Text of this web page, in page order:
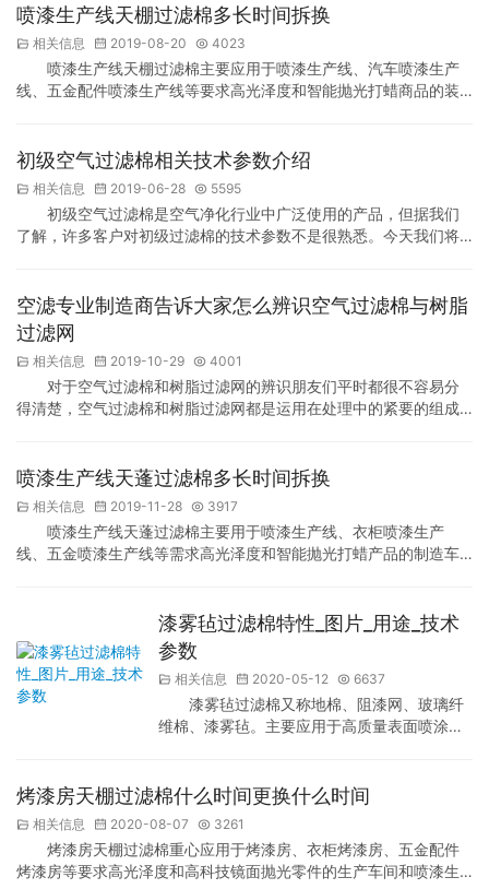
一遍，假设周期太久没有完成更换，净化的能力会越来越低，就可
期过短就更换的话，就可能导致成本损耗过多。我们大家该如何…
喷漆生产线天棚过滤棉多长时间拆换
相关信息 2019-08-20 4023
喷漆生产线天棚过滤棉主要应用于喷漆生产线、汽车喷漆生产
线、五金配件喷漆生产线等要求高光泽度和智能抛光打蜡商品的装
棉使用寿命是多长时间，必须多长时间拆换一遍，假如时间太长都
漆极易造成颗粒物，影响外观，可惜时间过短就替换的话，便会…
初级空气过滤棉相关技术参数介绍
相关信息 2019-06-28 5595
初级空气过滤棉是空气净化行业中广泛使用的产品，但据我们
了解，许多客户对初级过滤棉的技术参数不是很熟悉。今天我们将
始阻力小，容尘量大，灵活，安全环保，使用方便，主要用于预制
&；#8211；净化系统的过滤。常见的用于空气净化过滤，使用常见
的过滤材料，过滤大气中5m颗粒的灰尘和悬浮物。适…
空滤专业制造商告诉大家怎么辨识空气过滤棉与树脂
过滤网
相关信息 2019-10-29 4001
对于空气过滤棉和树脂过滤网的辨识朋友们平时都很不容易分
得清楚，空气过滤棉和树脂过滤网都是运用在处理中的紧要的组成
们两种棉都具有它们固定的性能和效果。下面进入我们的主题空滤
吧，协助大家快速辨识空气过滤棉和树脂过滤网。 空气过滤棉是…
喷漆生产线天蓬过滤棉多长时间拆换
相关信息 2019-11-28 3917
喷漆生产线天蓬过滤棉主要用于喷漆生产线、衣柜喷漆生产
线、五金喷漆生产线等需求高光泽度和智能抛光打蜡产品的制造车
时间，务必什么时间拆换一次，假设时间过长没有搞好替换，过滤
的效率就会下降，就可能危害烤漆的质地，车漆表层很容易形成颗
粒物，危害外观，但是时间太短就替换的话，就可能形成成本损耗…
漆雾毡过滤棉特性_图片_用途_技术
参数
相关信息 2020-05-12 6637
漆雾毡过滤棉又称地棉、阻漆网、玻璃纤
维棉、漆雾毡。主要应用于高质量表面喷涂的
尘效率好。高强度的玻璃纤维递增结构 可耐高
色 。能够配搭纸框及金属框做成平板式漆雾过
滤器。 漆雾毡过滤棉特性： 1、漆雾毡过滤棉
由高强度的连续单丝玻璃纤维组成，呈递增结
烤漆房天棚过滤棉什么时间更换什么时间
相关信息 2020-08-07 3261
烤漆房天棚过滤棉重心应用于烤漆房、衣柜烤漆房、五金配件
烤漆房等要求高光泽度和高科技镜面抛光零件的生产车间和喷漆生